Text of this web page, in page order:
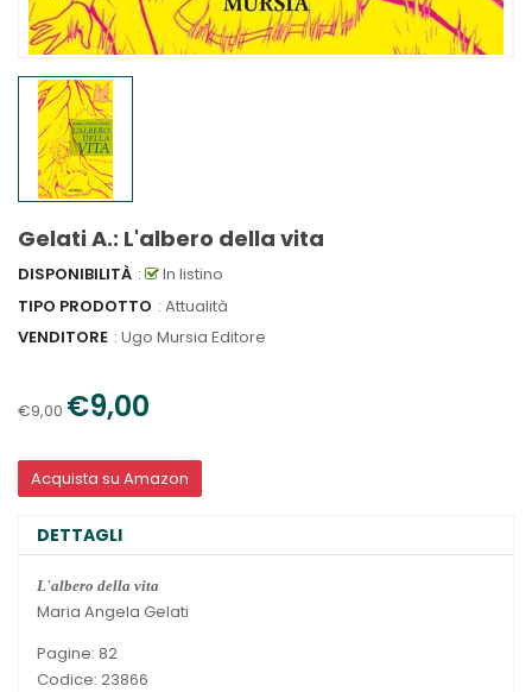
Gelati A.: L'albero della vita
DISPONIBILITÀ :
In listino
TIPO PRODOTTO : Attualità
VENDITORE : Ugo Mursia Editore
€9,00 €9,00
Acquista su Amazon
DETTAGLI
L'albero della vita
Maria Angela Gelati
Pagine: 82
Codice: 23866